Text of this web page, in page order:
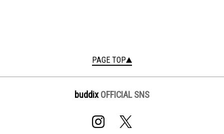
PAGE TOP
buddix OFFICIAL SNS